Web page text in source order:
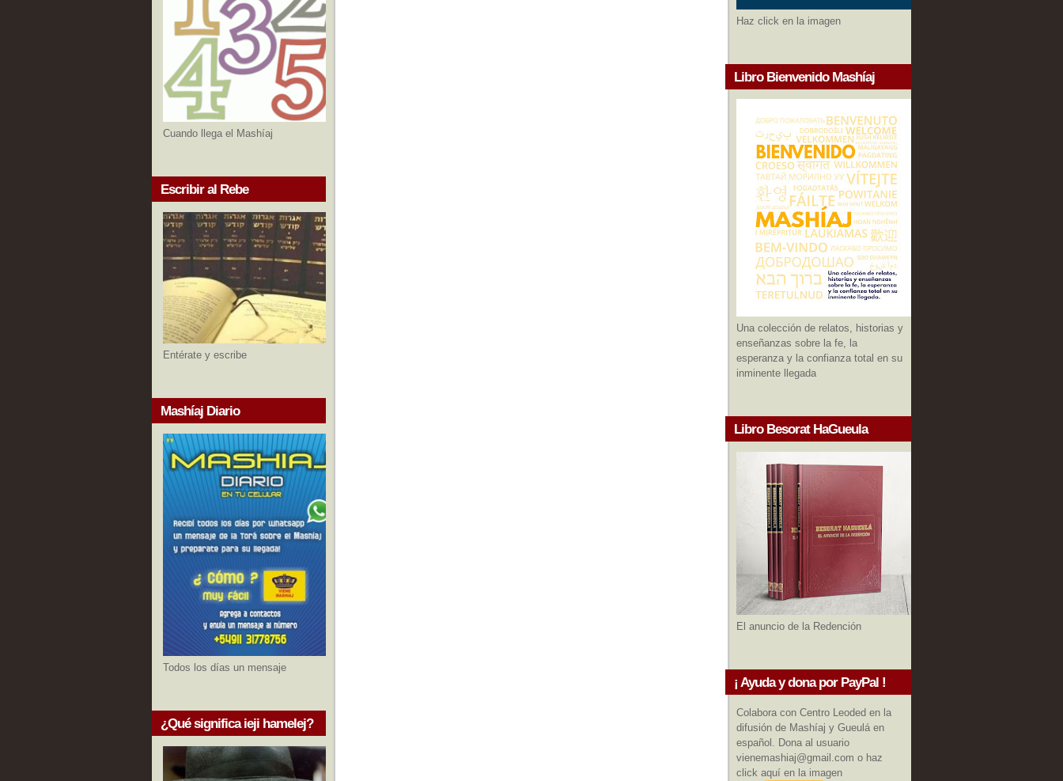
Cuando llega el Mashíaj
Escribir al Rebe
Entérate y escribe
Mashíaj Diario
Todos los días un mensaje
¿Qué significa ieji hamelej?
Haz click en la imagen
Libro Bienvenido Mashíaj
Una colección de relatos, historias y
enseñanzas sobre la fe, la
esperanza y la confianza total en su
inminente llegada
Libro Besorat HaGueula
El anuncio de la Redención
¡ Ayuda y dona por PayPal !
Colabora con Centro Leoded en la
difusión de Mashíaj y Gueulá en
español. Dona al usuario
vienemashiaj@gmail.com o haz
click aquí en la imagen